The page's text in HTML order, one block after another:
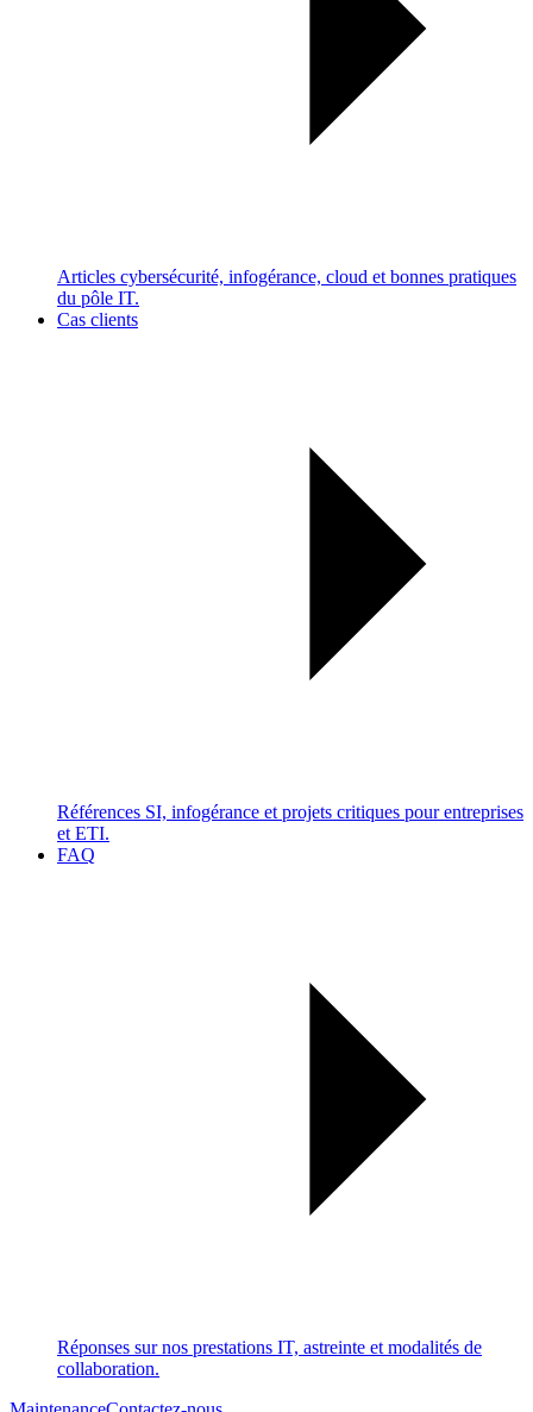
Articles cybersécurité, infogérance, cloud et bonnes pratiques
du pôle IT.
Cas clients
Références SI, infogérance et projets critiques pour entreprises
et ETI.
FAQ
Réponses sur nos prestations IT, astreinte et modalités de
collaboration.